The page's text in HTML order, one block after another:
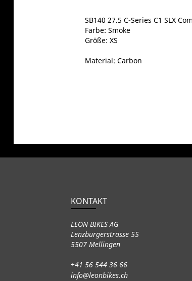
SB140 27.5 C-Series C1 SLX
Farbe: Smoke
Größe: XS
Material: Carbon
KONTAKT
LEON BIKES AG
Lenzburgerstrasse 55
5507 Mellingen
+41 56 544 36 66
info@leonbikes.ch